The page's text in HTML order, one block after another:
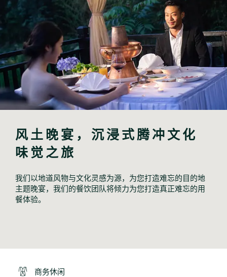
风土晚宴，沉浸式腾冲文化
味觉之旅
我们以地道风物与文化灵感为源，为您打造难忘的目的地
主题晚宴，我们的餐饮团队将倾力为您打造真正难忘的用
餐体验。
商务休闲